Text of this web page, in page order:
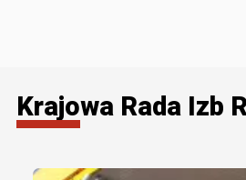
Krajowa Rada Izb